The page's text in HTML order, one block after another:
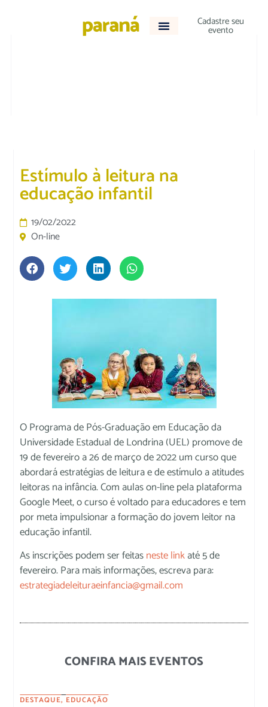
Cadastre seu
evento
Estímulo à leitura na
educação infantil
19/02/2022
On-line
O Programa de Pós-Graduação em Educação da
Universidade Estadual de Londrina (UEL) promove de
19 de fevereiro a 26 de março de 2022 um curso que
abordará estratégias de leitura e de estímulo a atitudes
leitoras na infância. Com aulas on-line pela plataforma
Google Meet, o curso é voltado para educadores e tem
por meta impulsionar a formação do jovem leitor na
educação infantil.
As inscrições podem ser feitasneste linkaté 5 de
fevereiro. Para mais informações, escreva para:
estrategiadeleituraeinfancia@gmail.com
CONFIRA MAIS EVENTOS
DESTAQUE, EDUCAÇÃO